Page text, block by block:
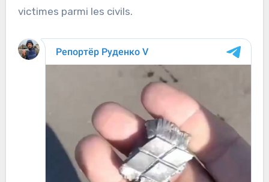
victimes parmi les civils.